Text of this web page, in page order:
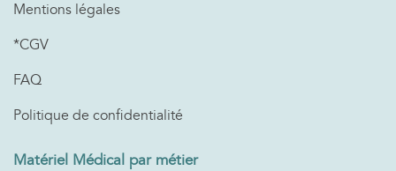
Mentions légales
*CGV
FAQ
Politique de confidentialité
Matériel Médical par métier